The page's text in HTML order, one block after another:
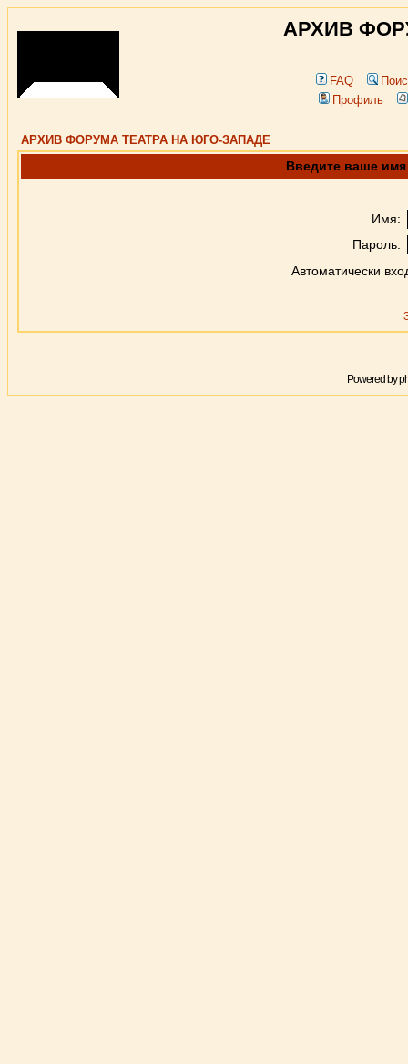
АРХИВ
FAQ
Профиль
АРХИВ ФОРУМА ТЕАТРА НА ЮГО-ЗАПАДЕ
Введите ваше
Имя:
Пароль:
Автоматически
Powered by